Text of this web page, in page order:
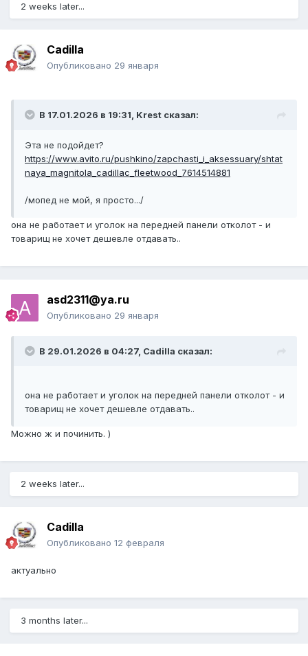
2 weeks later...
Cadilla
Опубликовано 29 января
В 17.01.2026 в 19:31, Krest сказал:
Эта не подойдет?
https://www.avito.ru/pushkino/zapchasti_i_aksessuary/shtat
naya_magnitola_cadillac_fleetwood_7614514881
/мопед не мой, я просто.../
она не работает и уголок на передней панели отколот - и
товарищ не хочет дешевле отдавать..
asd2311@ya.ru
Опубликовано 29 января
В 29.01.2026 в 04:27, Cadilla сказал:
она не работает и уголок на передней панели отколот - и
товарищ не хочет дешевле отдавать..
Можно ж и починить. )
2 weeks later...
Cadilla
Опубликовано 12 февраля
актуально
3 months later...